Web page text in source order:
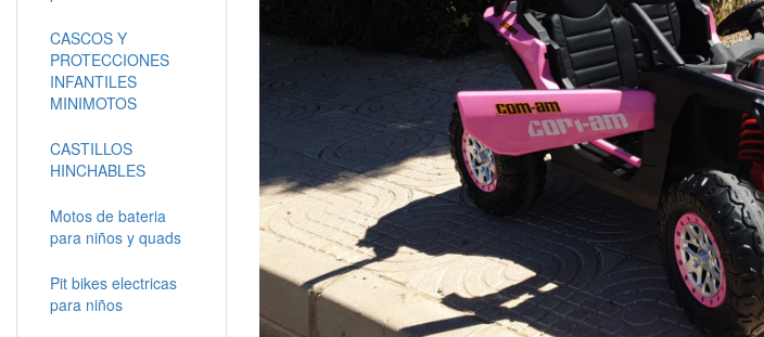
CASCOS Y
PROTECCIONES
INFANTILES
MINIMOTOS
CASTILLOS
HINCHABLES
Motos de bateria
para niños y quads
Pit bikes electricas
para niños